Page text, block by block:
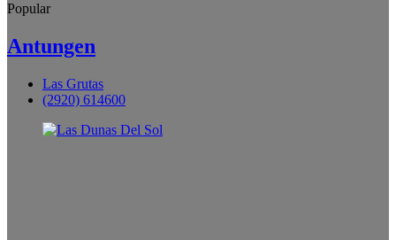
Popular
Antungen
Las Grutas
(2920) 614600